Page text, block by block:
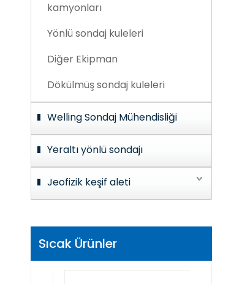
kamyonları
Yönlü sondaj kuleleri
Diğer Ekipman
Dökülmüş sondaj kuleleri
Welling Sondaj Mühendisliği
Yeraltı yönlü sondajı
Jeofizik keşif aleti
Sıcak Ürünler